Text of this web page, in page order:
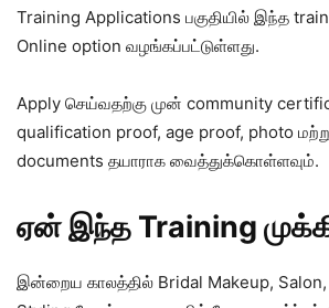
Training Applications பகுதியில் இந்த
Online option வழங்கப்பட்டுள்ளது.
Apply செய்வதற்கு முன் community
qualification proof, age proof, photo
documents தயாராக வைத்துக்கொள்ளவும்.
ஏன் இந்த Training
இன்றைய காலத்தில் Bridal Makeup, Salon,